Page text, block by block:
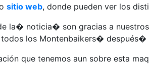
sitio web, donde pueden ver los
la� noticia� son gracias a nuestros
los Montenbaikers�
que tenemos aun sobre esta